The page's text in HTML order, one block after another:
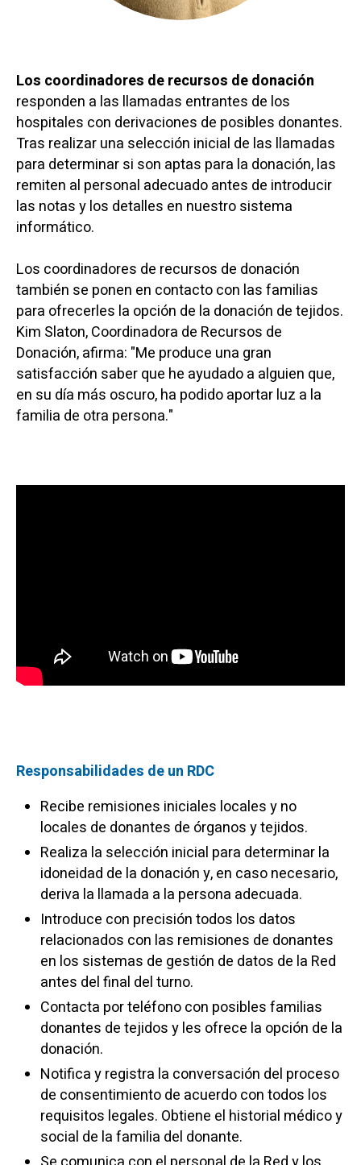
Los coordinadores de recursos de donación
responden a las llamadas entrantes de los
hospitales con derivaciones de posibles donantes.
Tras realizar una selección inicial de las llamadas
para determinar si son aptas para la donación, las
remiten al personal adecuado antes de introducir
las notas y los detalles en nuestro sistema
informático.
Los coordinadores de recursos de donación
también se ponen en contacto con las familias
para ofrecerles la opción de la donación de tejidos.
Kim Slaton, Coordinadora de Recursos de
Donación, afirma: "Me produce una gran
satisfacción saber que he ayudado a alguien que,
en su día más oscuro, ha podido aportar luz a la
familia de otra persona."
Responsabilidades de un RDC
Recibe remisiones iniciales locales y no
locales de donantes de órganos y tejidos.
Realiza la selección inicial para determinar la
idoneidad de la donación y, en caso necesario,
deriva la llamada a la persona adecuada.
Introduce con precisión todos los datos
relacionados con las remisiones de donantes
en los sistemas de gestión de datos de la Red
antes del final del turno.
Contacta por teléfono con posibles familias
donantes de tejidos y les ofrece la opción de la
donación.
Notifica y registra la conversación del proceso
de consentimiento de acuerdo con todos los
requisitos legales. Obtiene el historial médico y
social de la familia del donante.